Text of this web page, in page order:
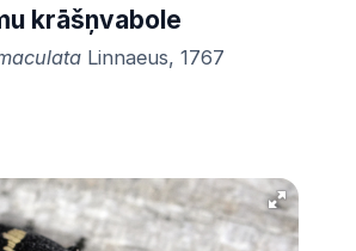
krāšņvabole
Linnaeus, 1767